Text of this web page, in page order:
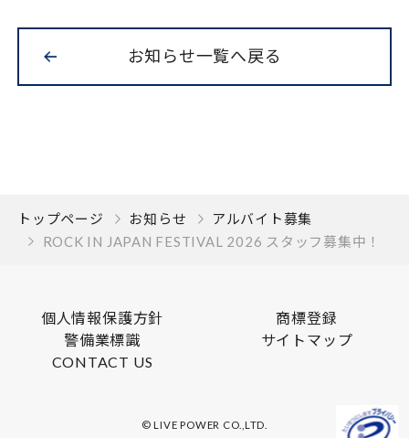
お知らせ一覧へ戻る
トップページ お知らせ
アルバイト募集
ROCK IN JAPAN FESTIVAL 2026 スタッフ募集中！
個人情報保護方針
商標登録
警備業標識
サイトマップ
CONTACT US
© LIVE POWER CO.,LTD.